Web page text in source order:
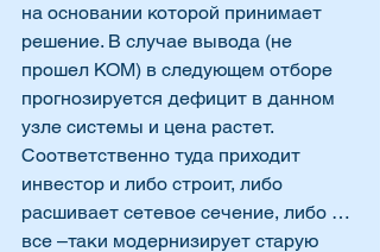
на основании которой принимает
решение. В случае вывода (не
прошел КОМ) в следующем отборе
прогнозируется дефицит в данном
узле системы и цена растет.
Соответственно туда приходит
инвестор и либо строит, либо
расшивает сетевое сечение, либо …
все –таки модернизирует старую